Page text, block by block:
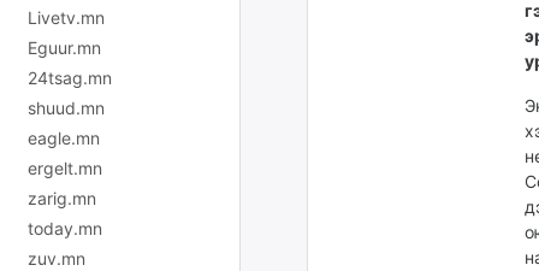
Livetv.mn
Eguur.mn
24tsag.mn
shuud.mn
eagle.mn
ergelt.mn
zarig.mn
today.mn
zuv.mn